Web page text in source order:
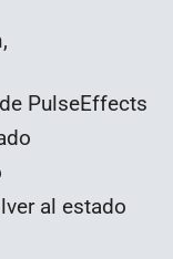
PulseEffects
al estado